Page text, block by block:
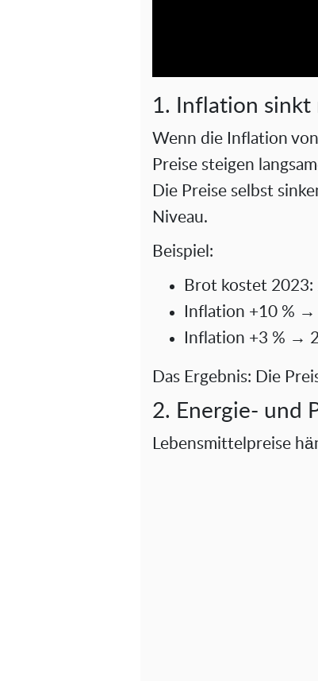
1. Inflation sinkt
Wenn die Inflation
Preise steigen
Die Preise selbst
Niveau.
Beispiel:
Brot kostet 2023:
Inflation +10 %
Inflation +3 % →
Das Ergebnis: Die
2. Energie- und
Lebensmittelpreise